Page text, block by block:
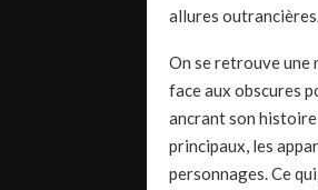
allures
On se retrouve une
face aux obscures
ancrant son histoire
principaux, les
personnages. Ce